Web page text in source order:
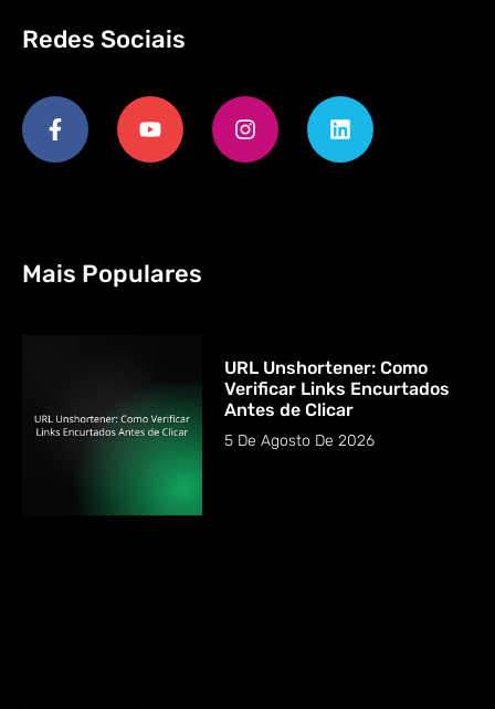
Redes Sociais
Mais Populares
URL Unshortener: Como
Verificar Links Encurtados
Antes de Clicar
5 De Agosto De 2026